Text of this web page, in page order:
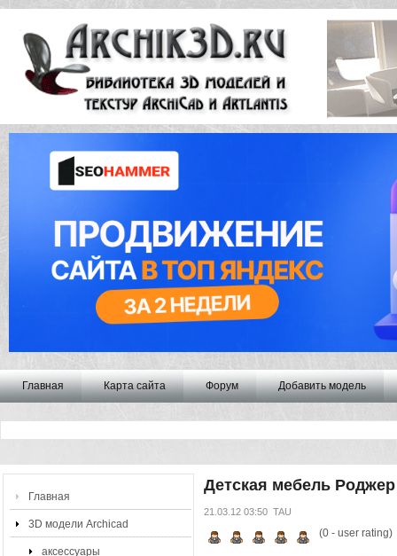
Главная Карта сайта Форум Добавить модель
Главная
3D модели Archicad
аксессуары
Детская мебель Роджер
21.03.12 03:50 TAU
(0- user rating)